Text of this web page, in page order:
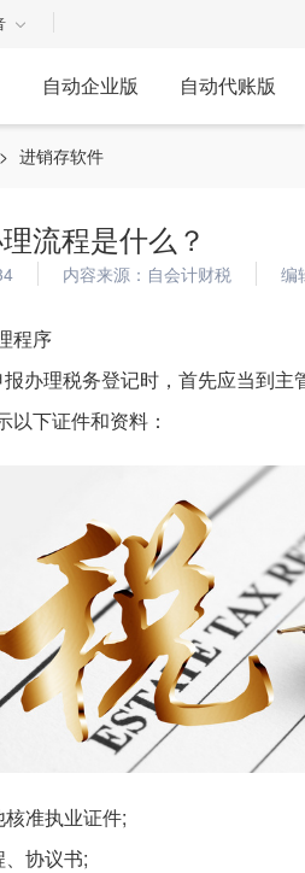
自动企业版 自动代账版
> 进销存软件
流程是什么？
内容来源：自会计财税 编
程序
办理税务登记时，首先应当到
以下证件和资料：
准执业证件;
协议书;